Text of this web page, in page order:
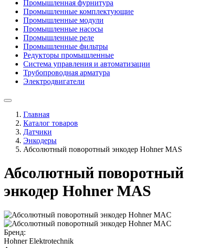
Промышленная фурнитура
Промышленные комплектующие
Промышленные модули
Промышленные насосы
Промышленные реле
Промышленные фильтры
Редукторы промышленные
Система управления и автоматизации
Трубопроводная арматура
Электродвигатели
Главная
Каталог товаров
Датчики
Энкодеры
Абсолютный поворотный энкодер Hohner MAS
Абсолютный поворотный
энкодер Hohner MAS
Бренд:
Hohner Elektrotechnik